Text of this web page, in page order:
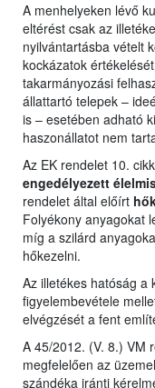
A menhelyeken lévő
eltérést csak az
nyilvántartásba vételt
kockázatok
takarmányozási
állattartó telepek –
is – esetében adható
haszonállatot nem
Az EK rendelet 10.
engedélyezett
rendelet által előírt
Folyékony anyagokat
míg a szilárd
hőkezelni.
Az illetékes hatóság a
figyelembevétele
elvégzését a fent
A 45/2012. (V. 8.) VM
megfelelően az
szándéka iránti